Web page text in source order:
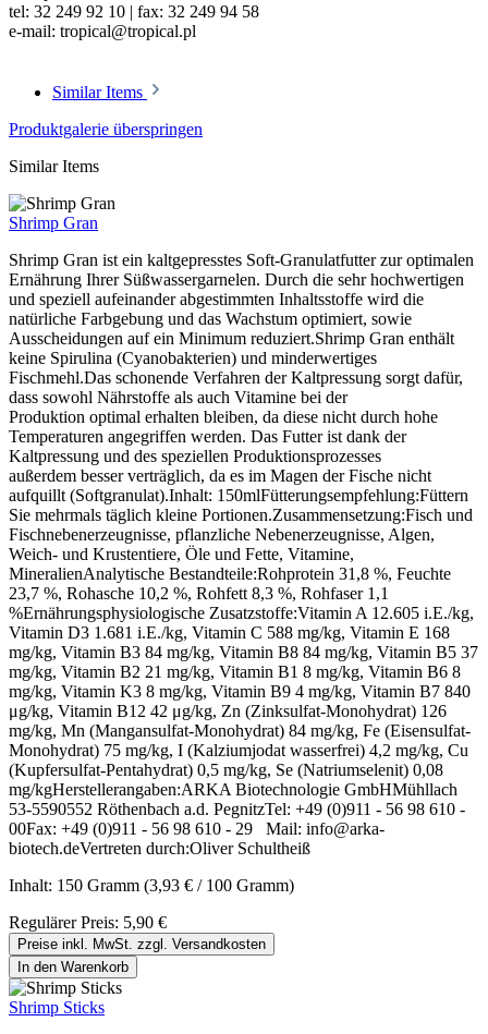
tel: 32 249 92 10 | fax: 32 249 94 58
e-mail: tropical@tropical.pl
Similar Items
Produktgalerie überspringen
Similar Items
Shrimp Gran
Shrimp Gran ist ein kaltgepresstes Soft-Granulatfutter zur optimalen
Ernährung Ihrer Süßwassergarnelen. Durch die sehr hochwertigen
und speziell aufeinander abgestimmten Inhaltsstoffe wird die
natürliche Farbgebung und das Wachstum optimiert, sowie
Ausscheidungen auf ein Minimum reduziert.Shrimp Gran enthält
keine Spirulina (Cyanobakterien) und minderwertiges
Fischmehl.Das schonende Verfahren der Kaltpressung sorgt dafür,
dass sowohl Nährstoffe als auch Vitamine bei der
Produktion optimal erhalten bleiben, da diese nicht durch hohe
Temperaturen angegriffen werden. Das Futter ist dank der
Kaltpressung und des speziellen Produktionsprozesses
außerdem besser verträglich, da es im Magen der Fische nicht
aufquillt (Softgranulat).Inhalt: 150mlFütterungsempfehlung:Füttern
Sie mehrmals täglich kleine Portionen.Zusammensetzung:Fisch und
Fischnebenerzeugnisse, pflanzliche Nebenerzeugnisse, Algen,
Weich- und Krustentiere, Öle und Fette, Vitamine,
MineralienAnalytische Bestandteile:Rohprotein 31,8 %, Feuchte
23,7 %, Rohasche 10,2 %, Rohfett 8,3 %, Rohfaser 1,1
%Ernährungsphysiologische Zusatzstoffe:Vitamin A 12.605 i.E./kg,
Vitamin D3 1.681 i.E./kg, Vitamin C 588 mg/kg, Vitamin E 168
mg/kg, Vitamin B3 84 mg/kg, Vitamin B8 84 mg/kg, Vitamin B5 37
mg/kg, Vitamin B2 21 mg/kg, Vitamin B1 8 mg/kg, Vitamin B6 8
mg/kg, Vitamin K3 8 mg/kg, Vitamin B9 4 mg/kg, Vitamin B7 840
μg/kg, Vitamin B12 42 μg/kg, Zn (Zinksulfat-Monohydrat) 126
mg/kg, Mn (Mangansulfat-Monohydrat) 84 mg/kg, Fe (Eisensulfat-
Monohydrat) 75 mg/kg, I (Kalziumjodat wasserfrei) 4,2 mg/kg, Cu
(Kupfersulfat-Pentahydrat) 0,5 mg/kg, Se (Natriumselenit) 0,08
mg/kgHerstellerangaben:ARKA Biotechnologie GmbHMühllach
53-5590552 Röthenbach a.d. PegnitzTel: +49 (0)911 - 56 98 610 -
00Fax: +49 (0)911 - 56 98 610 - 29 Mail: info@arka-
biotech.deVertreten durch:Oliver Schultheiß
Inhalt: 150 Gramm (3,93 € / 100 Gramm)
Regulärer Preis: 5,90 €
Preise inkl. MwSt. zzgl. Versandkosten
In den Warenkorb
Shrimp Sticks